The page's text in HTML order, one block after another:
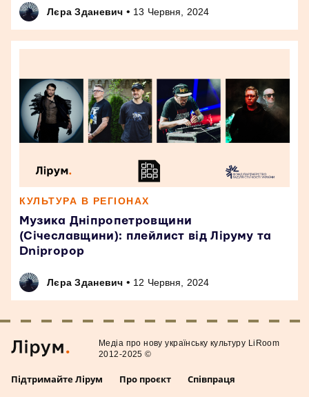
Лєра Зданевич • 13 Червня, 2024
КУЛЬТУРА В РЕГІОНАХ
Музика Дніпропетровщини
(Січеславщини): плейлист від Ліруму та
Dnipropop
Лєра Зданевич • 12 Червня, 2024
Підтримайте Лірум Про проєкт Співпраця
Медiа про нову українську культуру LiRoom
2012-2025 ©